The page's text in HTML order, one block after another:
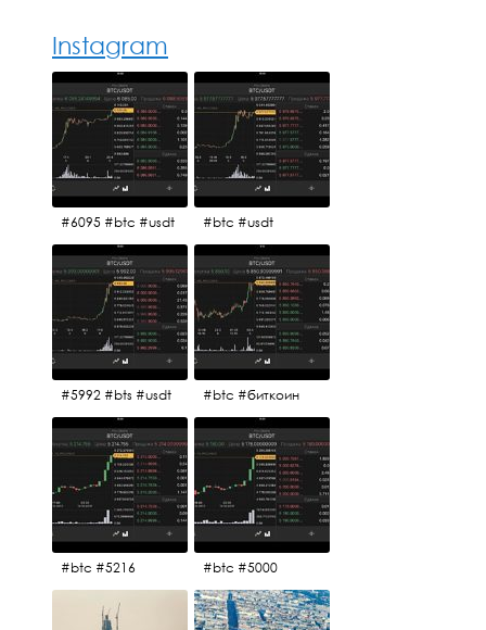
Instagram
#6095 #btc #usdt #btc #usdt
#5992 #bts #usdt #btc #биткоин
#btc #5216 #btc #5000